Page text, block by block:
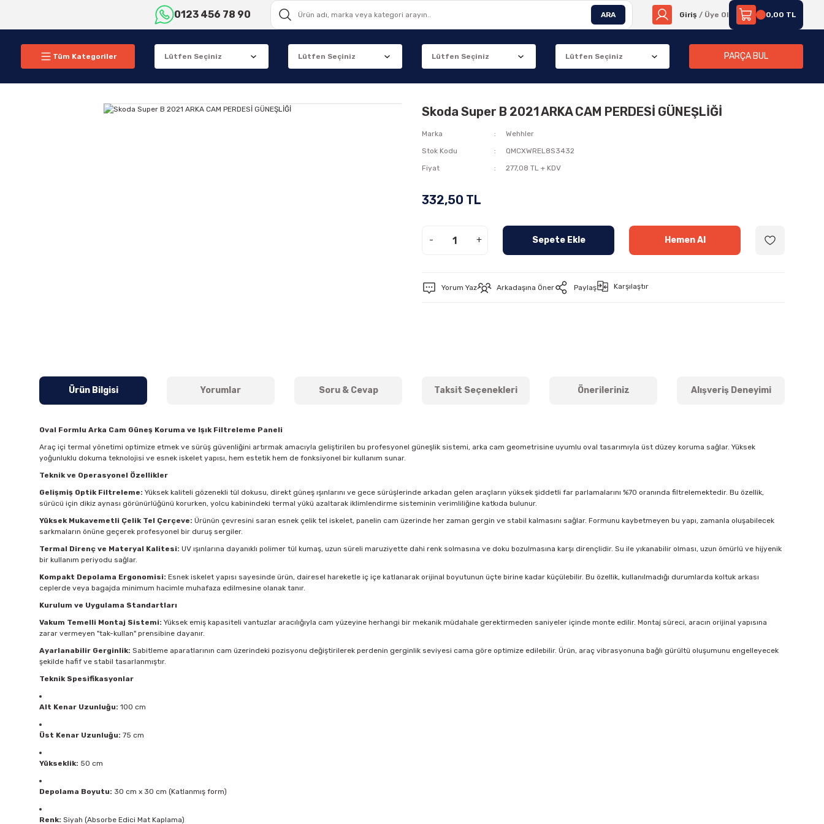
0123 456 78 90 ARA Giriş / Üye Ol 0,00 TL
Tüm Kategoriler PARÇA BUL
Skoda Super B 2021 ARKA CAM PERDESİ GÜNEŞLİĞİ
Marka
Wehhler
Stok Kodu
QMCXWREL8S3432
Fiyat
277,08 TL + KDV
332,50 TL
- + Sepete Ekle Hemen Al
Yorum Yaz Arkadaşına Öner Paylaş Karşılaştır
Ürün Bilgisi Yorumlar Soru & Cevap Taksit Seçenekleri Önerileriniz Alışveriş Deneyimi
Oval Formlu Arka Cam Güneş Koruma ve Işık Filtreleme Paneli
Araç içi termal yönetimi optimize etmek ve sürüş güvenliğini artırmak amacıyla geliştirilen bu profesyonel güneşlik sistemi, arka cam geometrisine uyumlu oval tasarımıyla üst düzey koruma sağlar. Yüksek
yoğunluklu dokuma teknolojisi ve esnek iskelet yapısı, hem estetik hem de fonksiyonel bir kullanım sunar.
Teknik ve Operasyonel Özellikler
Gelişmiş Optik Filtreleme: Yüksek kaliteli gözenekli tül dokusu, direkt güneş ışınlarını ve gece sürüşlerinde arkadan gelen araçların yüksek şiddetli far parlamalarını %70 oranında filtrelemektedir. Bu özellik,
sürücü için dikiz aynası görünürlüğünü korurken, yolcu kabinindeki termal yükü azaltarak iklimlendirme sisteminin verimliliğine katkıda bulunur.
Yüksek Mukavemetli Çelik Tel Çerçeve: Ürünün çevresini saran esnek çelik tel iskelet, panelin cam üzerinde her zaman gergin ve stabil kalmasını sağlar. Formunu kaybetmeyen bu yapı, zamanla oluşabilecek
sarkmaların önüne geçerek profesyonel bir duruş sergiler.
Termal Direnç ve Materyal Kalitesi: UV ışınlarına dayanıklı polimer tül kumaş, uzun süreli maruziyette dahi renk solmasına ve doku bozulmasına karşı dirençlidir. Su ile yıkanabilir olması, uzun ömürlü ve hijyenik
bir kullanım periyodu sağlar.
Kompakt Depolama Ergonomisi: Esnek iskelet yapısı sayesinde ürün, dairesel hareketle iç içe katlanarak orijinal boyutunun üçte birine kadar küçülebilir. Bu özellik, kullanılmadığı durumlarda koltuk arkası
ceplerde veya bagajda minimum hacimle muhafaza edilmesine olanak tanır.
Kurulum ve Uygulama Standartları
Vakum Temelli Montaj Sistemi: Yüksek emiş kapasiteli vantuzlar aracılığıyla cam yüzeyine herhangi bir mekanik müdahale gerektirmeden saniyeler içinde monte edilir. Montaj süreci, aracın orijinal yapısına
zarar vermeyen "tak-kullan" prensibine dayanır.
Ayarlanabilir Gerginlik: Sabitleme aparatlarının cam üzerindeki pozisyonu değiştirilerek perdenin gerginlik seviyesi cama göre optimize edilebilir. Ürün, araç vibrasyonuna bağlı gürültü oluşumunu engelleyecek
şekilde hafif ve stabil tasarlanmıştır.
Teknik Spesifikasyonlar
Alt Kenar Uzunluğu: 100 cm
Üst Kenar Uzunluğu: 75 cm
Yükseklik: 50 cm
Depolama Boyutu: 30 cm x 30 cm (Katlanmış form)
Renk: Siyah (Absorbe Edici Mat Kaplama)